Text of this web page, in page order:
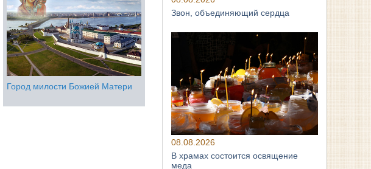
Город милости Божией Матери
Звон, объединяющий сердца
08.08.2026
В храмах состоится освящение
меда